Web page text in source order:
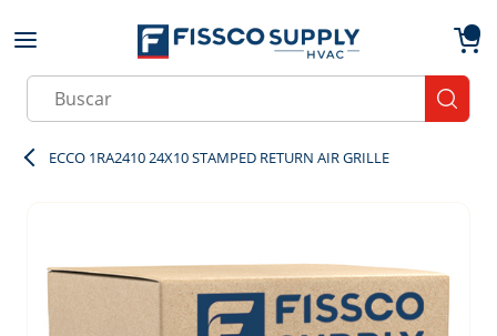
Skip to main content
Site Search
ECCO 1RA2410 24X10 STAMPED RETURN AIR GRILLE